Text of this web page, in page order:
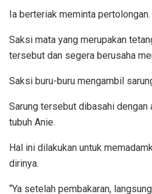
Ia berteriak meminta pertolongan.
Saksi mata yang merupakan
tersebut dan segera berusaha
Saksi buru-buru mengambil
Sarung tersebut dibasahi
tubuh Anie.
Hal ini dilakukan untuk
dirinya.
“Ya setelah pembakaran,